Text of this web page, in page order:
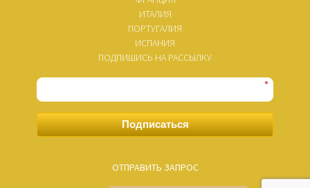
ИТАЛИЯ
ПОРТУГАЛИЯ
ИСПАНИЯ
ПОДПИШИСЬ НА РАССЫЛКУ
*
Подписаться
ОТПРАВИТЬ ЗАПРОС